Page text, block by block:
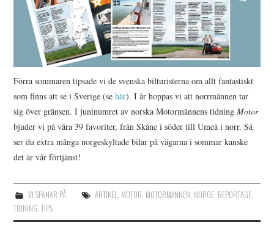
Förra sommaren tipsade vi de svenska bilturisterna om allt fantastiskt
som finns att se i Sverige (sehär). I år hoppas vi att norrmännen tar
sig över gränsen. I juninumret av norska Motormännens tidningMotor
bjuder vi på våra 39 favoriter, från Skåne i söder till Umeå i norr. Så
ser du extra många norgeskyltade bilar på vägarna i sommar kanske
det är vår förtjänst!
VI SPANAR PÅ ARTIKEL, MOTOR, MOTORMÄNNEN, NORGE, REPORTAGE,
TIDNING,TIPS